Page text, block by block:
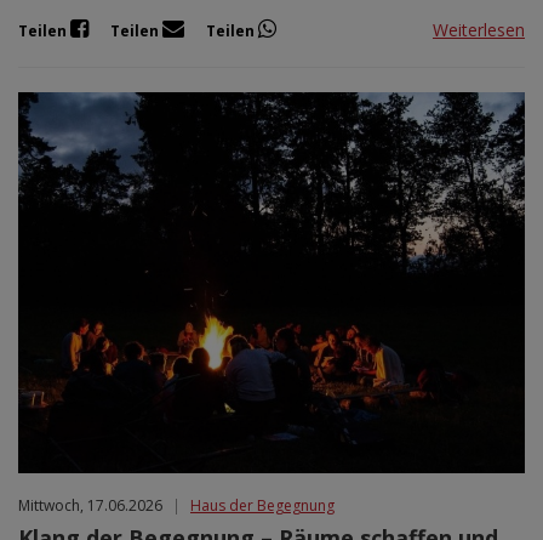
Teilen Teilen Teilen Weiterlesen
Mittwoch, 17.06.2026 | Haus der Begegnung